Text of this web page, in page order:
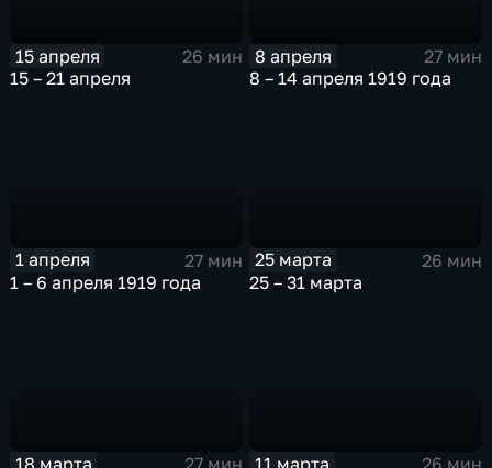
15 апреля
26 мин
15 – 21 апреля
8 апреля
27 мин
8 – 14 апреля 1919 года
1 апреля
27 мин
1 – 6 апреля 1919 года
25 марта
26 мин
25 – 31 марта
18 марта 11 марта